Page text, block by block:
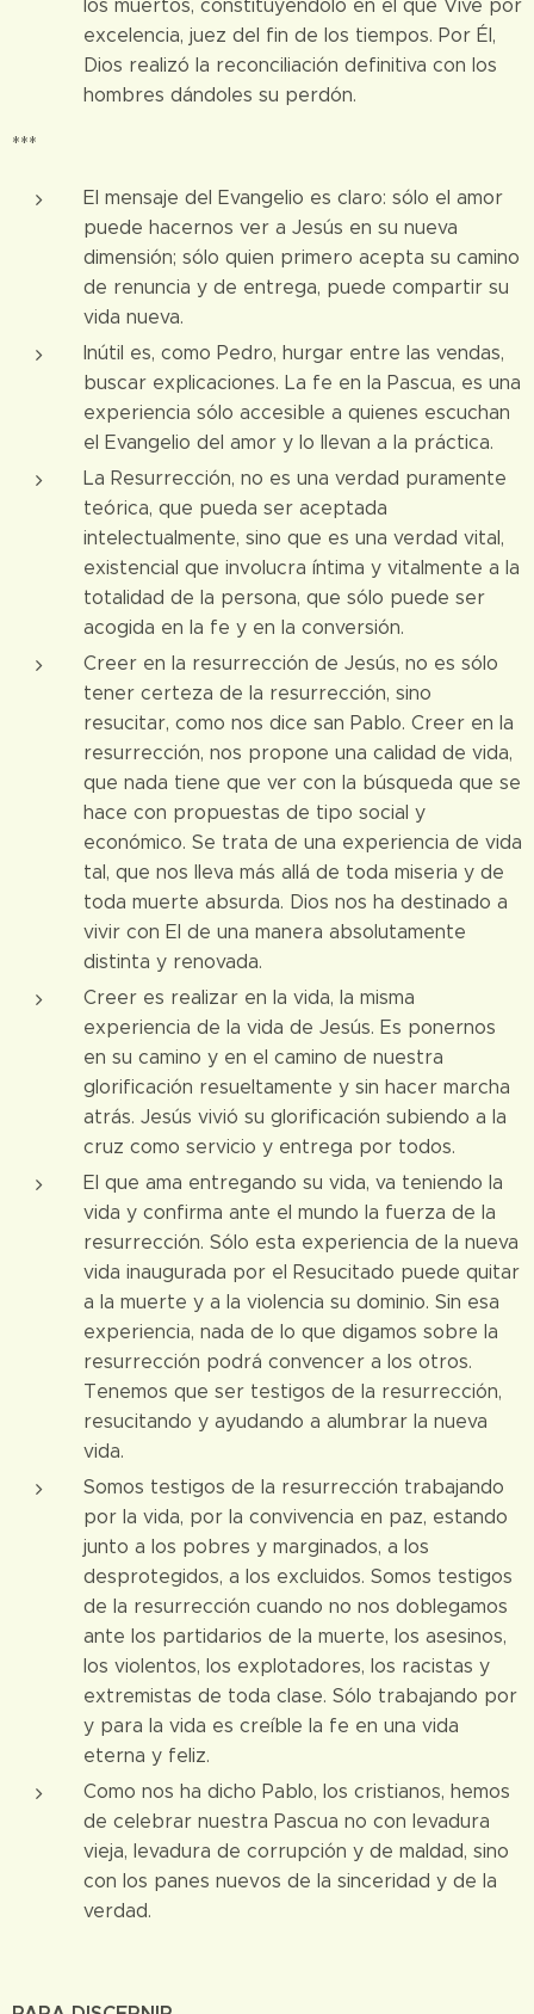
los muertos, constituyéndolo en el que Vive por
excelencia, juez del fin de los tiempos. Por Él,
Dios realizó la reconciliación definitiva con los
hombres dándoles su perdón.
***
El mensaje del Evangelio es claro: sólo el amor
puede hacernos ver a Jesús en su nueva
dimensión; sólo quien primero acepta su camino
de renuncia y de entrega, puede compartir su
vida nueva.
Inútil es, como Pedro, hurgar entre las vendas,
buscar explicaciones. La fe en la Pascua, es una
experiencia sólo accesible a quienes escuchan
el Evangelio del amor y lo llevan a la práctica.
La Resurrección, no es una verdad puramente
teórica, que pueda ser aceptada
intelectualmente, sino que es una verdad vital,
existencial que involucra íntima y vitalmente a la
totalidad de la persona, que sólo puede ser
acogida en la fe y en la conversión.
Creer en la resurrección de Jesús, no es sólo
tener certeza de la resurrección, sino
resucitar, como nos dice san Pablo. Creer en la
resurrección, nos propone una calidad de vida,
que nada tiene que ver con la búsqueda que se
hace con propuestas de tipo social y
económico. Se trata de una experiencia de vida
tal, que nos lleva más allá de toda miseria y de
toda muerte absurda. Dios nos ha destinado a
vivir con El de una manera absolutamente
distinta y renovada.
Creer es realizar en la vida, la misma
experiencia de la vida de Jesús. Es ponernos
en su camino y en el camino de nuestra
glorificación resueltamente y sin hacer marcha
atrás. Jesús vivió su glorificación subiendo a la
cruz como servicio y entrega por todos.
El que ama entregando su vida, va teniendo la
vida y confirma ante el mundo la fuerza de la
resurrección. Sólo esta experiencia de la nueva
vida inaugurada por el Resucitado puede quitar
a la muerte y a la violencia su dominio. Sin esa
experiencia, nada de lo que digamos sobre la
resurrección podrá convencer a los otros.
Tenemos que ser testigos de la resurrección,
resucitando y ayudando a alumbrar la nueva
vida.
Somos testigos de la resurrección trabajando
por la vida, por la convivencia en paz, estando
junto a los pobres y marginados, a los
desprotegidos, a los excluidos. Somos testigos
de la resurrección cuando no nos doblegamos
ante los partidarios de la muerte, los asesinos,
los violentos, los explotadores, los racistas y
extremistas de toda clase. Sólo trabajando por
y para la vida es creíble la fe en una vida
eterna y feliz.
Como nos ha dicho Pablo, los cristianos, hemos
de celebrar nuestra Pascua no con levadura
vieja, levadura de corrupción y de maldad, sino
con los panes nuevos de la sinceridad y de la
verdad.